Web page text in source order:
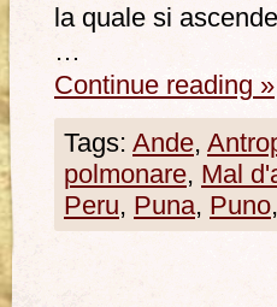
la quale si
…
Continue reading »
Tags: Ande,
polmonare, Mal
Peru, Puna, Puno,